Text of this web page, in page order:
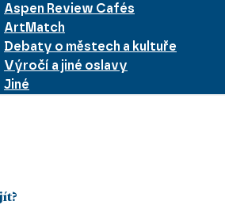
Aspen Review Cafés
ArtMatch
Debaty o městech a kultuře
Výročí a jiné oslavy
Jiné